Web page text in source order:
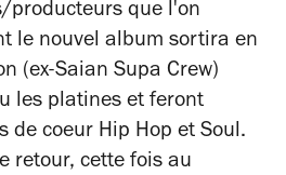
producteurs que l'on
le nouvel album sortira en
(ex-Saian Supa Crew)
les platines et feront
de coeur Hip Hop et Soul.
retour, cette fois au